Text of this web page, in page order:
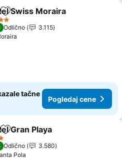
Dodati u favorite
Swiss Moraira
Odlično
3.115
tačne
Pogledaj cene
Dodati u favorite
Gran Playa
Odlično
3.580
Pola